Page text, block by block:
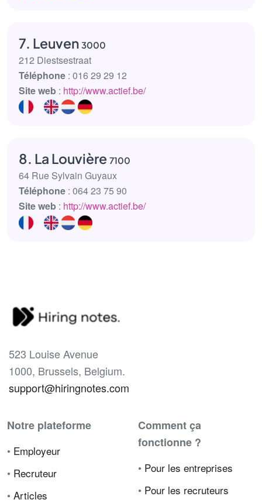
7. Leuven 3000
212 Diestsestraat
Téléphone : 016 29 29 12
Site web : http://www.actief.be/
8. La Louvière 7100
64 Rue Sylvain Guyaux
Téléphone : 064 23 75 90
Site web : http://www.actief.be/
523 Louise Avenue
1000, Brussels, Belgium.
support@hiringnotes.com
Notre plateforme
• Employeur
• Recruteur
• Articles
Comment ça
fonctionne ?
• Pour les entreprises
• Pour les recruteurs